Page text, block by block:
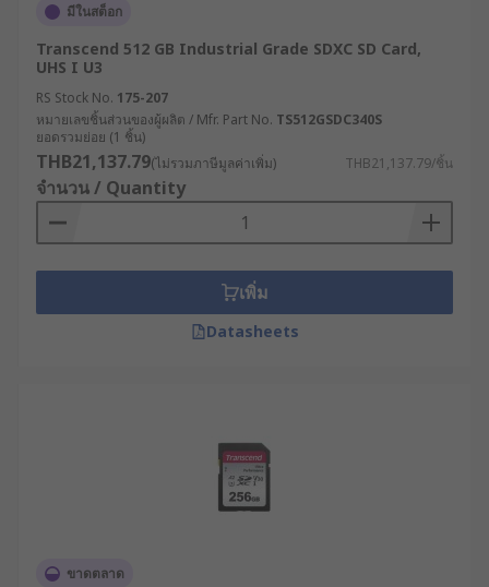
และกล้องวงจรปิด โดยสามารถใช้อะแดปเตอร์แปลงให้
เข้ากับอุปกรณ์ต่าง ๆ ได้อย่างสะดวก
ขนาดและประเภทของ SD
Card
SD Card แบ่งออกเป็น 3 ขนาดหลัก ได้แก่
Standard SD Card : เป็นการ์ดรุ่นดั้งเดิมขนาด
ควบคุมอุตสาหกรรม และเครื่องบันทึกข้อมูล
(Data Logger) โครงสร้างที่แข็งแรงช่วยให้
สามารถใช้งานได้ดีในสภาพแวดล้อมที่สมบุกสม
ไม่ค่อยนิยมใช้งานแล้ว แต่ยังสามารถใช้อะแดป
เตอร์เพื่อให้ใช้งานร่วมกับอุปกรณ์รุ่นใหม่ได้
Micro SD Card : เป็นขนาดเล็กที่สุดและใช้งาน
ใช้งานได้กับสมาร์ตโฟน กล้องวงจรปิด กล้องติด
มีในสต็อก
Transcend 512 GB Industrial Grade SDXC SD Card,
UHS I U3
RS Stock No. 175-207
หมายเลขชิ้นส่วนของผู้ผลิต / Mfr. Part No. TS512GSDC340S
ยอดรวมย่อย (1 ชิ้น)
THB21,137.79(ไม่รวมภาษีมูลค่าเพิ่ม) THB21,137.79/ชิ้น
จำนวน / Quantity
เพิ่ม
Datasheets
ขาดตลาด